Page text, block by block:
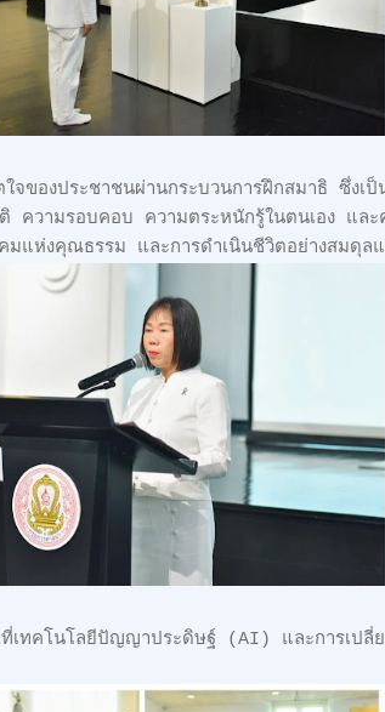
จของประชาชนผ่านกระบวนการฝึกสมาธิ ซึ่งเ
วามรอบคอบ ความตระหนักรู้ในตนเอง และ
แห่งคุณธรรม และการดำเนินชีวิตอย่างสมดุล
เทคโนโลยีปัญญาประดิษฐ์ (AI) และการเปลี่ย